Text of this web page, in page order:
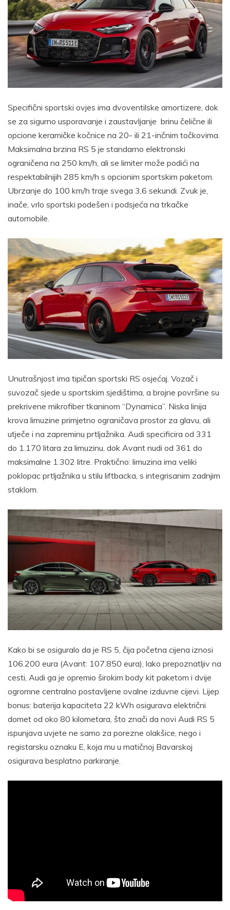
Specifični sportski ovjes ima dvoventilske amortizere, dok
se za sigurno usporavanje i zaustavljanje brinu čelične ili
opcione keramičke kočnice na 20- ili 21-inčnim točkovima.
Maksimalna brzina RS 5 je standarno elektronski
ograničena na 250 km/h, ali se limiter može podići na
respektabilnijih 285 km/h s opcionim sportskim paketom.
Ubrzanje do 100 km/h traje svega 3,6 sekundi. Zvuk je,
inače, vrlo sportski podešen i podsjeća na trkačke
automobile.
Unutrašnjost ima tipičan sportski RS osjećaj. Vozač i
suvozač sjede u sportskim sjedištima, a brojne površine su
prekrivene mikrofiber tkaninom “Dynamica”. Niska linija
krova limuzine primjetno ograničava prostor za glavu, ali
utječe i na zapreminu prtljažnika. Audi specificira od 331
do 1.170 litara za limuzinu, dok Avant nudi od 361 do
maksimalne 1.302 litre. Praktično: limuzina ima veliki
poklopac prtljažnika u stilu liftbacka, s integrisanim zadnjim
staklom.
Kako bi se osiguralo da je RS 5, čija početna cijena iznosi
106.200 eura (Avant: 107.850 eura), lako prepoznatljiv na
cesti, Audi ga je opremio širokim body kit paketom i dvije
ogromne centralno postavljene ovalne izduvne cijevi. Lijep
bonus: baterija kapaciteta 22 kWh osigurava električni
domet od oko 80 kilometara, što znači da novi Audi RS 5
ispunjava uvjete ne samo za porezne olakšice, nego i
registarsku oznaku E, koja mu u matičnoj Bavarskoj
osigurava besplatno parkiranje.